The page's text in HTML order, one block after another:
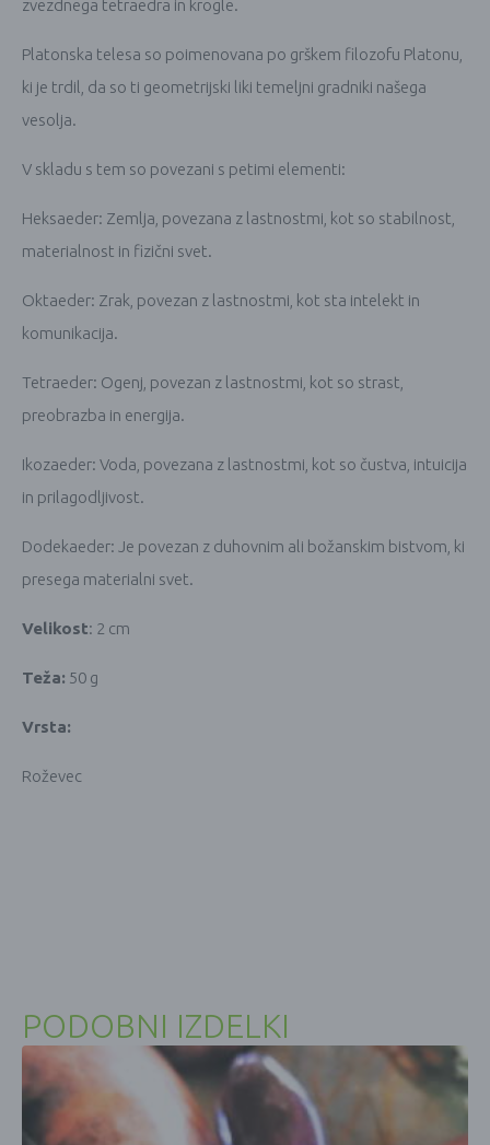
zvezdnega tetraedra in krogle.
Platonska telesa so poimenovana po grškem filozofu Platonu,
ki je trdil, da so ti geometrijski liki temeljni gradniki našega
vesolja.
V skladu s tem so povezani s petimi elementi:
Heksaeder: Zemlja, povezana z lastnostmi, kot so stabilnost,
materialnost in fizični svet.
Oktaeder: Zrak, povezan z lastnostmi, kot sta intelekt in
komunikacija.
Tetraeder: Ogenj, povezan z lastnostmi, kot so strast,
preobrazba in energija.
Ikozaeder: Voda, povezana z lastnostmi, kot so čustva, intuicija
in prilagodljivost.
Dodekaeder: Je povezan z duhovnim ali božanskim bistvom, ki
presega materialni svet.
Velikost: 2 cm
Teža: 50 g
Vrsta:
Roževec
PODOBNI IZDELKI